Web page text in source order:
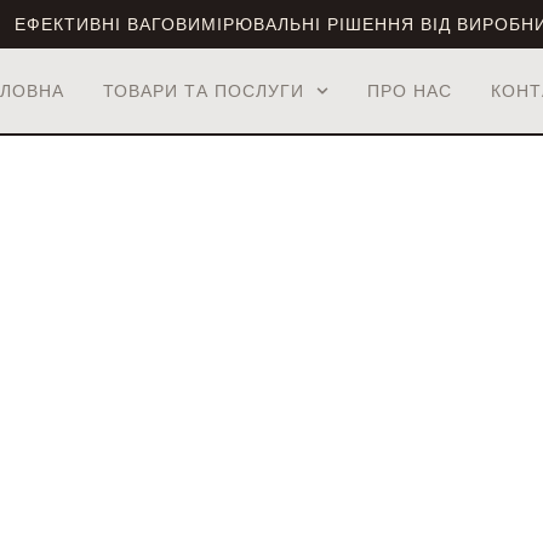
ЕФЕКТИВНІ ВАГОВИМІРЮВАЛЬНІ РІШЕННЯ ВІД
ТОВАРИ ТА ПОСЛУГИ ПРО НАС